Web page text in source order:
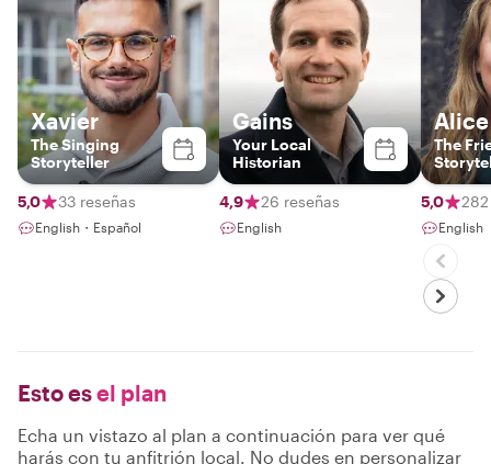
Xavier
The Singing
Storyteller
5,0 33 reseñas
English・Español
Gains
Your Local
Historian
4,9 26 reseñas
English
Alice
The
5,0
English
Esto esel plan
Echa un vistazo al plan a continuación para ver qué
harás con tu anfitrión local. No dudes en personalizar